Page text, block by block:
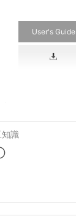
User's Guide
識